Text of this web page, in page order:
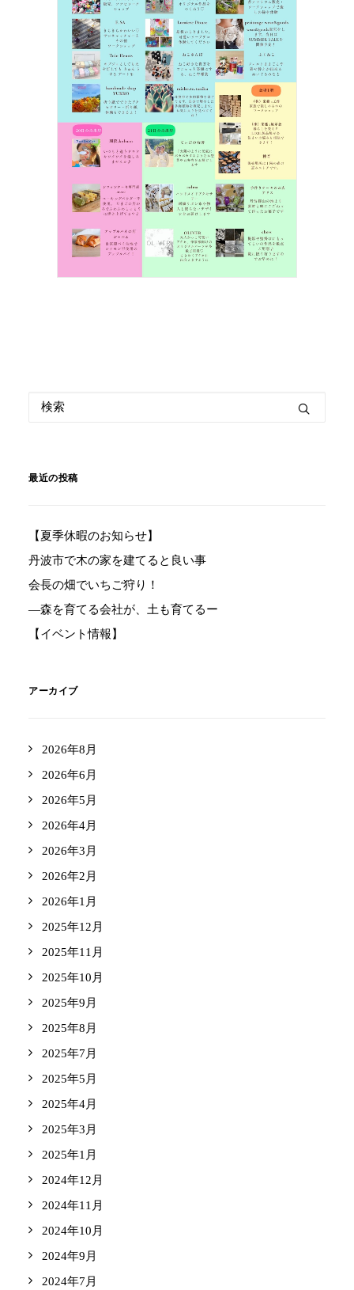
最近の投稿
【夏季休暇のお知らせ】
丹波市で木の家を建てると良い事
会長の畑でいちご狩り！
―森を育てる会社が、土も育てるー
【イベント情報】
アーカイブ
2026年8月
2026年6月
2026年5月
2026年4月
2026年3月
2026年2月
2026年1月
2025年12月
2025年11月
2025年10月
2025年9月
2025年8月
2025年7月
2025年5月
2025年4月
2025年3月
2025年1月
2024年12月
2024年11月
2024年10月
2024年9月
2024年7月